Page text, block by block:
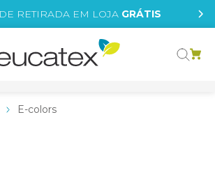
RETIRADA EM LOJA GRÁTIS
E-colors